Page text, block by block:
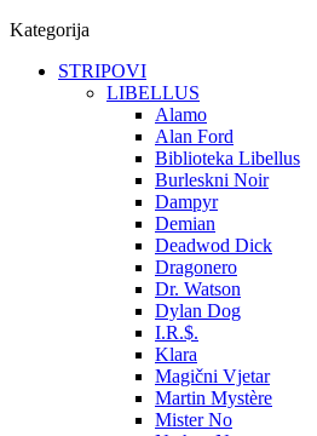
Kategorija
STRIPOVI
LIBELLUS
Alamo
Alan Ford
Biblioteka Libellus
Burleskni Noir
Dampyr
Demian
Deadwod Dick
Dragonero
Dr. Watson
Dylan Dog
I.R.$.
Klara
Magični Vjetar
Martin Mystère
Mister No